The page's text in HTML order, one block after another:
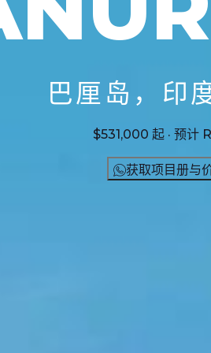
巴厘岛，印
$531,000 起 · 预计
获取项目册与